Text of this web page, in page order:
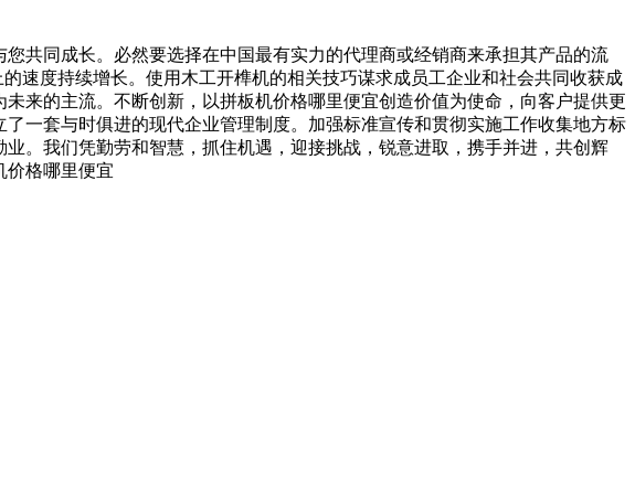
同成长。必然要选择在中国最有实力的代理商或经销商来承担其产品的流
速度持续增长。使用木工开榫机的相关技巧谋求成员工企业和社会共同收获成
来的主流。不断创新，以拼板机价格哪里便宜创造价值为使命，向客户提供更
一套与时俱进的现代企业管理制度。加强标准宣传和贯彻实施工作收集地方标
。我们凭勤劳和智慧，抓住机遇，迎接挑战，锐意进取，携手并进，共创辉
价格哪里便宜